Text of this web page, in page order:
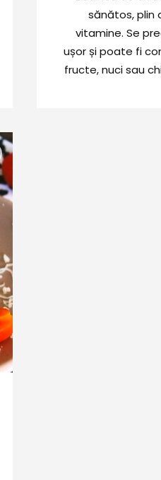
sănătos, plin
vitamine. Se
ușor și poate fi
fructe, nuci sau